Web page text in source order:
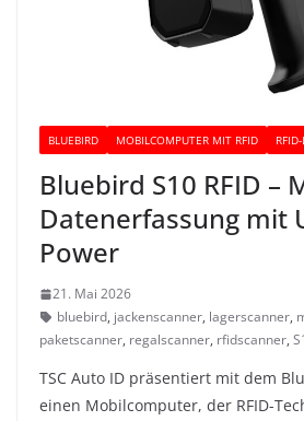
BLUEBIRD MOBILCOMPUTER MIT RFID
Bluebird S10 RFID –
Datenerfassung mit
Power
21. Mai 2026
bluebird, jackenscanner, lagerscanner,
paketscanner, regalscanner, rfidscanner,
TSC Auto ID präsentiert mit dem
einen Mobilcomputer, der RFID-